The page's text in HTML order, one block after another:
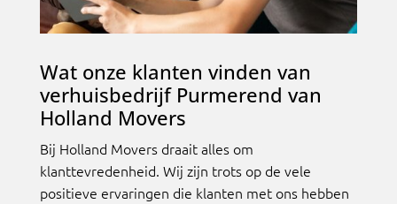
Wat onze klanten vinden van
verhuisbedrijf Purmerend van
Holland Movers
Bij Holland Movers draait alles om
klanttevredenheid. Wij zijn trots op de vele
positieve ervaringen die klanten met ons hebben